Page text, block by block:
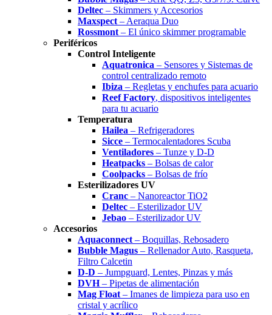
Deltec – Skimmers y Accesorios
Maxspect – Aeraqua Duo
Rossmont – El único skimmer programable
Periféricos
Control Inteligente
Aquatronica – Sensores y Sistemas de
control centralizado remoto
Ibiza – Regletas y enchufes para acuario
Reef Factory, dispositivos inteligentes
para tu acuario
Temperatura
Hailea – Refrigeradores
Sicce – Termocalentadores Scuba
Ventiladores – Tunze y D-D
Heatpacks – Bolsas de calor
Coolpacks – Bolsas de frío
Esterilizadores UV
Cranc – Nanoreactor TiO2
Deltec – Esterilizador UV
Jebao – Esterilizador UV
Accesorios
Aquaconnect – Boquillas, Rebosadero
Bubble Magus – Rellenador Auto, Rasqueta,
Filtro Calcetin
D-D – Jumpguard, Lentes, Pinzas y más
DVH– Pipetas de alimentación
Mag Float – Imanes de limpieza para uso en
cristal y acrílico